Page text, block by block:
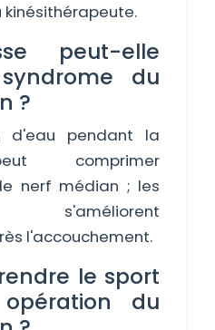
peut-elle
du
?
d'eau pendant la
comprimer
nerf médian ; les
s'améliorent
l'accouchement.
le sport
du